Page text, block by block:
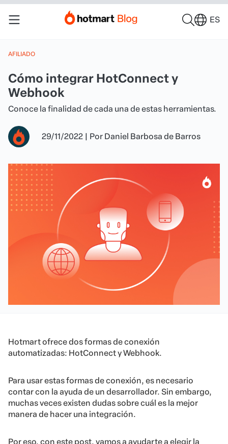
ES
AFILIADO
Cómo integrar HotConnect y
Webhook
Conoce la finalidad de cada una de estas herramientas.
29/11/2022 | Por Daniel Barbosa de Barros
Hotmart ofrece dos formas de conexión
automatizadas: HotConnect y Webhook.
Para usar estas formas de conexión, es necesario
contar con la ayuda de un desarrollador. Sin embargo,
muchas veces existen dudas sobre cuál es la mejor
manera de hacer una integración.
Por eso, con este post, vamos a ayudarte a elegir la